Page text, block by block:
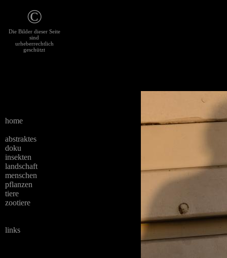
©
Die Bilder dieser Seite
sind
urheberrechtlich
geschützt
home
abstraktes
doku
insekten
landschaft
menschen
pflanzen
tiere
zootiere
links